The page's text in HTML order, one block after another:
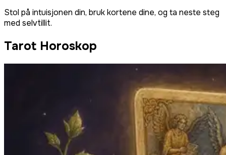
Stol på intuisjonen din, bruk kortene dine, og ta neste steg
med selvtillit.
Tarot Horoskop